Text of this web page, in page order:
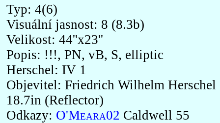
Typ: 4(6)
Visuální jasnost: 8 (8.3b)
Velikost: 44''x23''
Popis: !!!, PN, vB, S, elliptic
Herschel: IV 1
Objevitel: Friedrich Wilhelm Herschel
18.7in (Reflector)
Odkazy: O'Meara02 Caldwell 55